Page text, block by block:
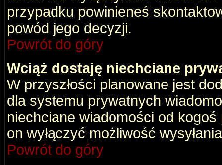
przypadku powinieneś
powód jego decyzji.
Powrót do góry
Wciąż dostaję niechciane
W przyszłości planowane jest
dla systemu prywatnych
niechciane wiadomości od
on wyłączyć możliwość
Powrót do góry